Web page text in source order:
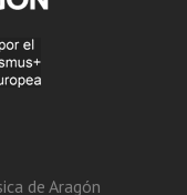
de Aragón